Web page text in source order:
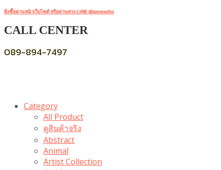
สั่งซื้อผ่านหน้าเว็บไซต์ หรือผ่านทาง LINE @pennello
CALL CENTER
089-894-7497
Category
All Product
ดูสินค้าจริง
Abstract
Animal
Artist Collection